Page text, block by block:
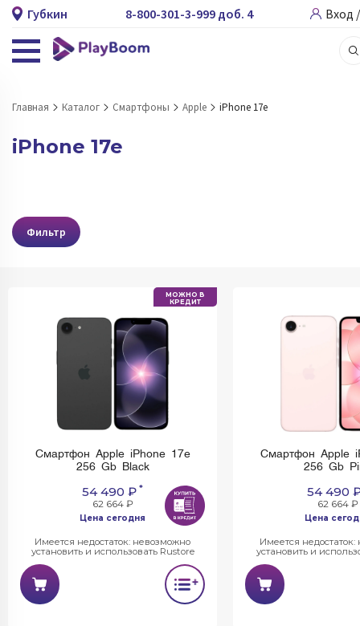
Губкин 8-800-301-3-999 доб. 4 Вход
Главная Каталог Смартфоны Apple iPhone 17e
iPhone 17e
Фильтр
МОЖНО В
КРЕДИТ
Смартфон Apple iPhone 17e
256 Gb Black
54 490 ₽ *
62 664 ₽
Цена сегодня
Имеется недостаток: невозможно
установить и использовать Rustore
Смартфон Apple
256 Gb
54 490
62 664 ₽
Цена
Имеется
установить и